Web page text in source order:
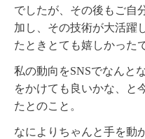
でしたが、その後もご自
加し、その技術が大活躍
たときとても嬉しかった
私の動向をSNSでなんと
をかけても良いかな、と
たとのこと。
なによりちゃんと手を動